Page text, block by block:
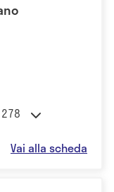
Vai alla scheda